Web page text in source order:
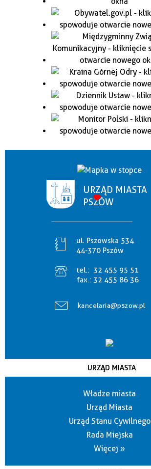
URZĄD MIASTA
PSZÓW
ul. Pszowska 534
44-370 Pszów
tel.: 32 455 95 51
fax.: 32 455 86 36
kancelaria@pszow.pl
URZĄD MIASTA
Władze miasta
Urząd Miasta
Urząd Stanu Cywilnego
Rada Miejska
Więcej »